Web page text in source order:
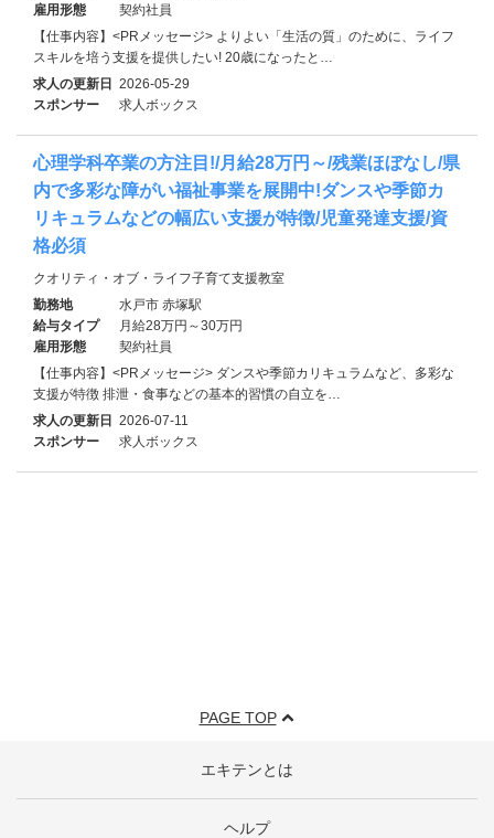
雇用形態
契約社員
【仕事内容】<PRメッセージ> よりよい「生活の質」のために、ライフ
スキルを培う支援を提供したい! 20歳になったと…
求人の更新日 2026-05-29
スポンサー
求人ボックス
心理学科卒業の方注目!/月給28万円～/残業ほぼなし/県
内で多彩な障がい福祉事業を展開中!ダンスや季節カ
リキュラムなどの幅広い支援が特徴/児童発達支援/資
格必須
クオリティ・オブ・ライフ子育て支援教室
勤務地
水戸市 赤塚駅
給与タイプ
月給28万円～30万円
雇用形態
契約社員
【仕事内容】<PRメッセージ> ダンスや季節カリキュラムなど、多彩な
支援が特徴 排泄・食事などの基本的習慣の自立を…
求人の更新日 2026-07-11
スポンサー
求人ボックス
PAGE TOP
エキテンとは
ヘルプ